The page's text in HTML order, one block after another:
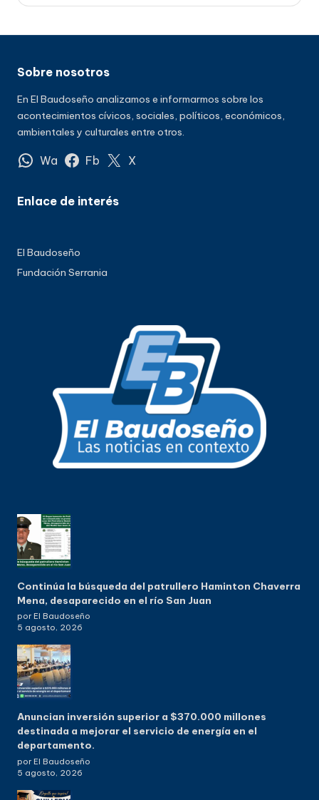
Sobre nosotros
En El Baudoseño analizamos e informarmos sobre los
acontecimientos cívicos, sociales, políticos, económicos,
ambientales y culturales entre otros.
Wa Fb X
Enlace de interés
El Baudoseño
Fundación Serrania
Continúa la búsqueda del patrullero Haminton Chaverra
Mena, desaparecido en el río San Juan
por El Baudoseño
5 agosto, 2026
Anuncian inversión superior a $370.000 millones
destinada a mejorar el servicio de energía en el
departamento.
por El Baudoseño
5 agosto, 2026